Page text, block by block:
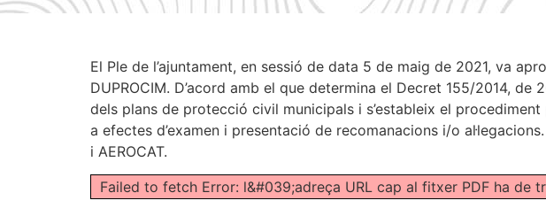
El Ple de l’ajuntament, en sessió de data 5 de maig de 2021, va
DUPROCIM. D’acord amb el que determina el Decret 155/2014,
dels plans de protecció civil municipals i s’estableix el
a efectes d’examen i presentació de recomanacions i/o
i AEROCAT.
Failed to fetch Error: l&#039;adreça URL cap al fitxer PDF ha de